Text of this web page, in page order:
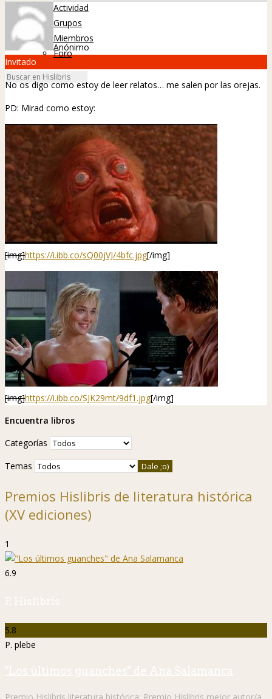
Actividad
Grupos
Miembros
Foro
Anónimo
Invitado
No os digo como estoy de leer relatos… me salen por las orejas.
PD: Mirad como estoy:
[img]https://i.ibb.co/sQ00jVJ/4bfc.jpg[/img]
[img]https://i.ibb.co/SJK29mt/9df1.jpg[/img]
Encuentra libros
Categorías
Temas
Premios Hislibris de literatura histórica
(XV ediciones)
1
6.9
P. Hislibris
5.8
P. plebe
"Los últimos guanches" de Ana Salamanca